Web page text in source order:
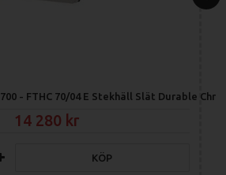
- FTHC 70/04 E Stekhäll Slät Durable
14 280
KÖP